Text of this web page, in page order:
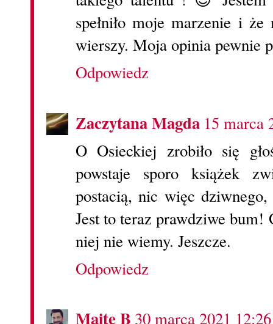
spełniło moje marzenie i
wierszy. Moja opinia pewnie
Odpowiedz
Zaczytana Magda 15 marca
O Osieckiej zrobiło się
powstaje sporo książek
postacią, nic więc
Jest to teraz prawdziwe
niej nie wiemy. Jeszcze.
Odpowiedz
Maite B 30 marca 2021 12:26